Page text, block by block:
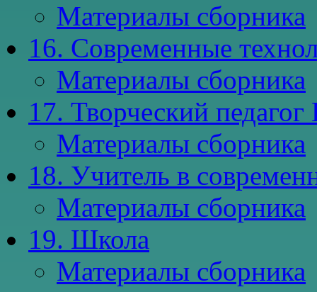
Материалы сборника
16. Современные
Материалы сборника
17. Творческий педагог
Материалы сборника
18. Учитель в
Материалы сборника
19. Школа
Материалы сборника